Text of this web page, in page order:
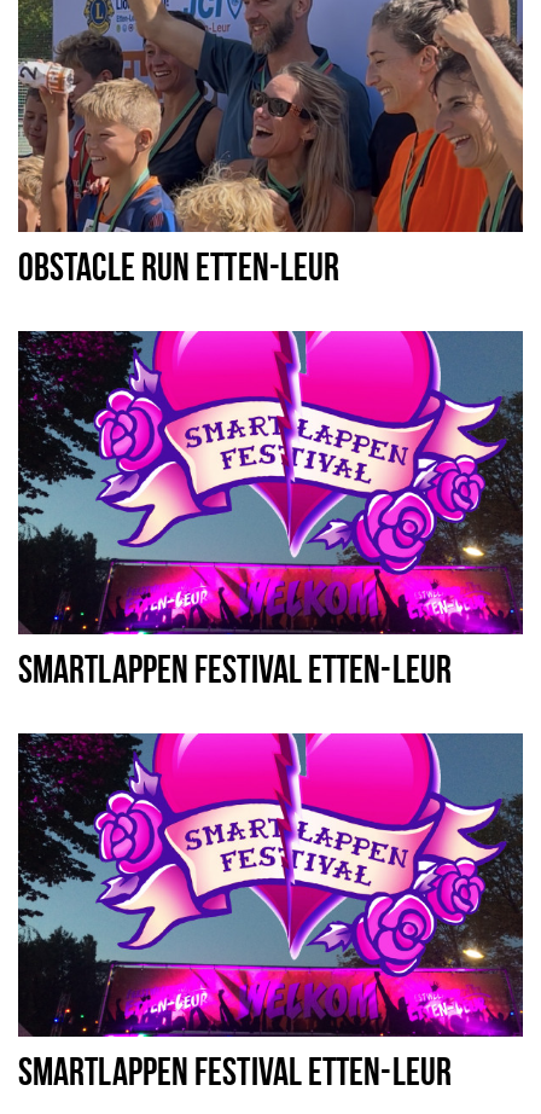
OBSTACLE RUN ETTEN-LEUR
SMARTLAPPEN FESTIVAL ETTEN-LEUR
SMARTLAPPEN FESTIVAL ETTEN-LEUR